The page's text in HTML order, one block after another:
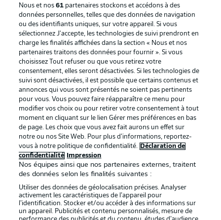
La publicité Conditions d’utilisation des
Mentions Légales Gérer mes préférences
Déclaration de
confidentialité
Diffuseurs
Travaux Contact
Impression Joueurs
Nous et nos61 partenaires stockons et accédons à des
données personnelles, telles que des données de navigation
ou des identifiants uniques, sur votre appareil. Si vous
sélectionnez J'accepte, les technologies de suivi prendront en
charge les finalités affichées dans la section « Nous et nos
partenaires traitons des données pour fournir ». Si vous
choisissez Tout refuser ou que vous retirez votre
consentement, elles seront désactivées. Si les technologies de
suivi sont désactivées, il est possible que certains contenus et
annonces qui vous sont présentés ne soient pas pertinents
pour vous. Vous pouvez faire réapparaître ce menu pour
modifier vos choix ou pour retirer votre consentement à tout
moment en cliquant sur le lien Gérer mes préférences en bas
de page. Les choix que vous avez fait aurons un effet sur
notre ou nos Site Web. Pour plus d’informations, reportez-
vous à notre politique de confidentialité.
Déclaration de
confidentialité
Impression
Nos équipes ainsi que nos partenaires externes, traitent
des données selon les finalités suivantes :
Utiliser des données de géolocalisation précises. Analyser
activement les caractéristiques de l’appareil pour
l’identification. Stocker et/ou accéder à des informations sur
un appareil. Publicités et contenu personnalisés, mesure de